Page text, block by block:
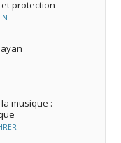
protection
musique :